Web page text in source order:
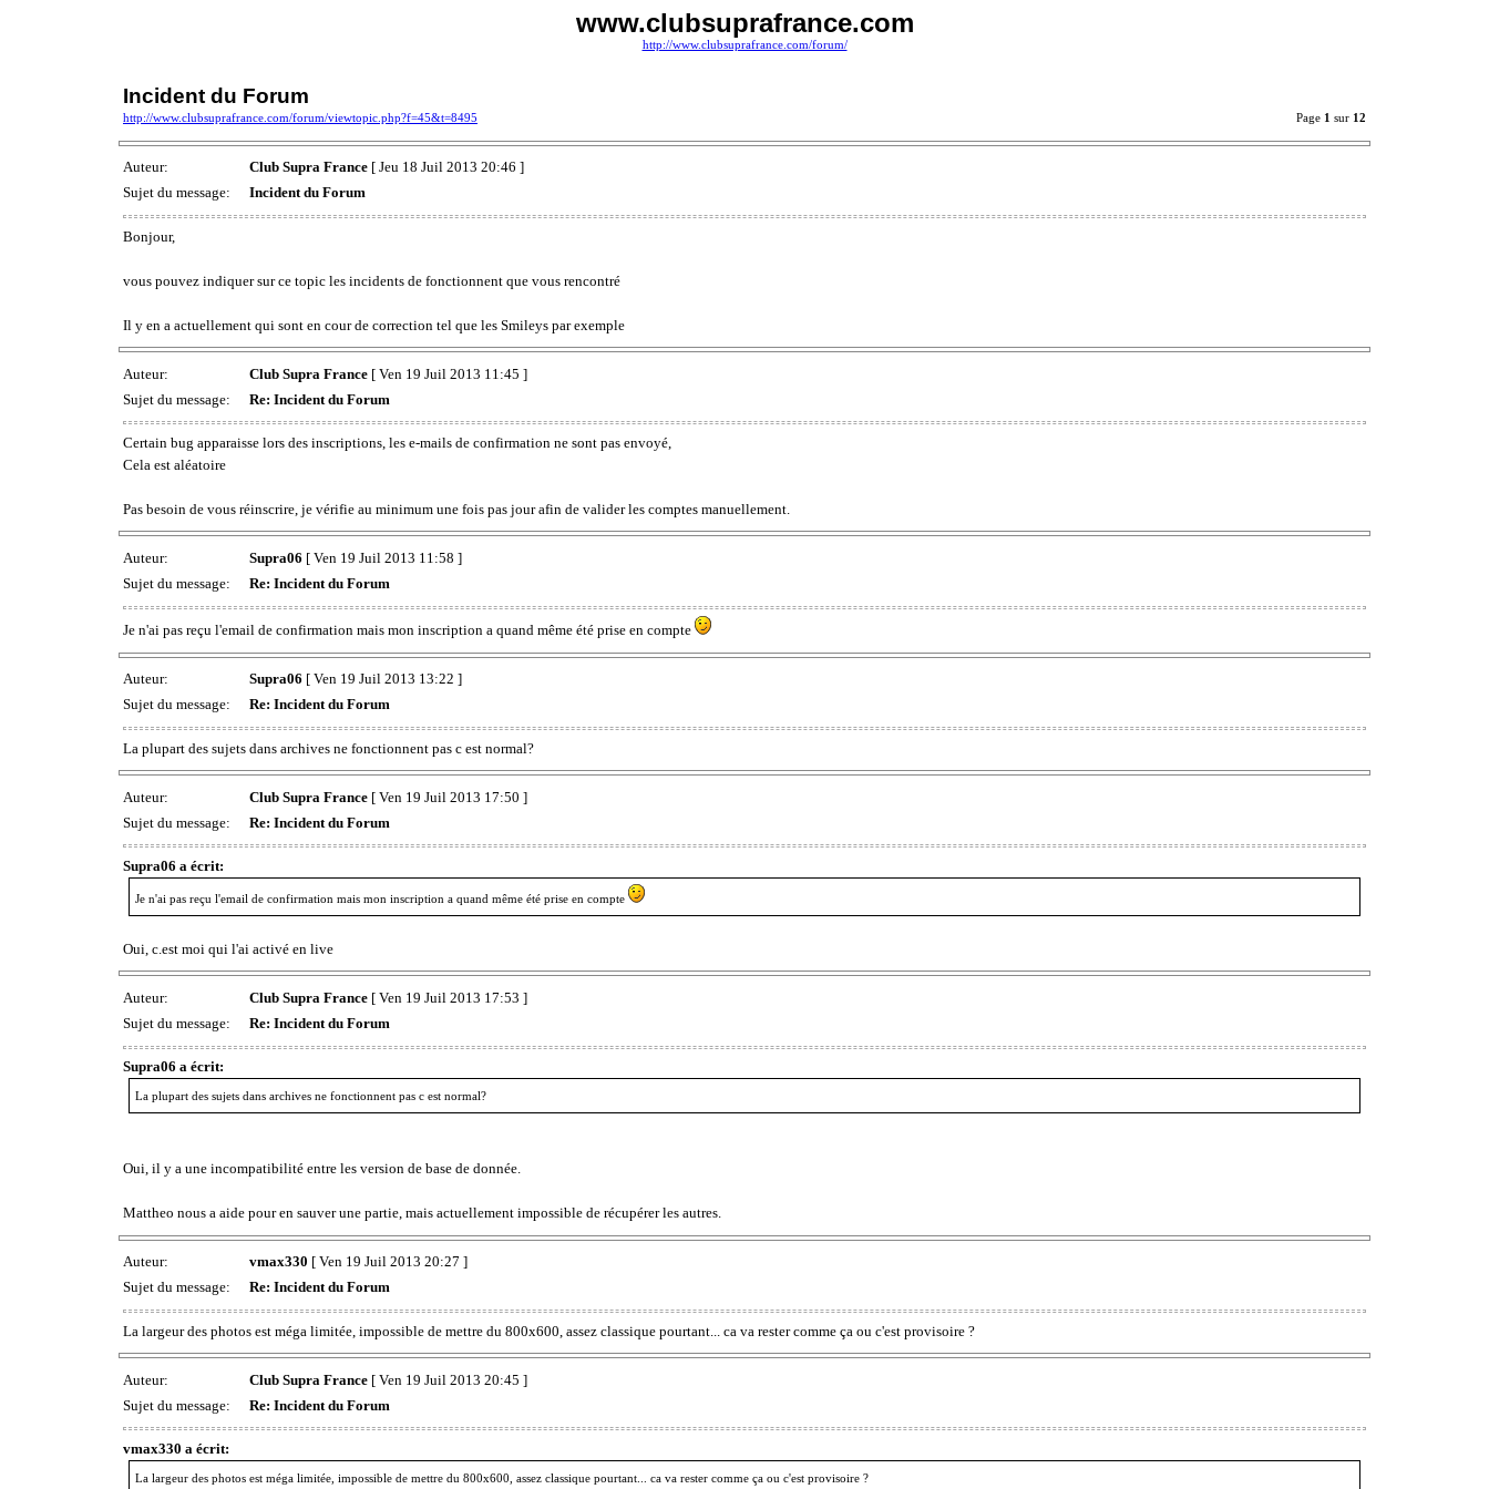
www.clubsuprafrance.com
http://www.clubsuprafrance.com/forum/
Incident du Forum
http://www.clubsuprafrance.com/forum/viewtopic.php?f=45&t=8495 Page 1 sur 12
Auteur: Club Supra France [ Jeu 18 Juil 2013 20:46 ]
Sujet du message:
Incident du Forum
Bonjour,
vous pouvez indiquer sur ce topic les incidents de fonctionnent que vous rencontré
Il y en a actuellement qui sont en cour de correction tel que les Smileys par exemple
Auteur: Club Supra France [ Ven 19 Juil 2013 11:45 ]
Sujet du message:
Re: Incident du Forum
Certain bug apparaisse lors des inscriptions, les e-mails de confirmation ne sont pas envoyé,
Cela est aléatoire
Pas besoin de vous réinscrire, je vérifie au minimum une fois pas jour afin de valider les comptes manuellement.
Auteur: Supra06 [ Ven 19 Juil 2013 11:58 ]
Sujet du message:
Re: Incident du Forum
Je n'ai pas reçu l'email de confirmation mais mon inscription a quand même été prise en compte
Auteur: Supra06 [ Ven 19 Juil 2013 13:22 ]
Sujet du message:
Re: Incident du Forum
La plupart des sujets dans archives ne fonctionnent pas c est normal?
Auteur: Club Supra France [ Ven 19 Juil 2013 17:50 ]
Sujet du message:
Re: Incident du Forum
Supra06 a écrit:
Je n'ai pas reçu l'email de confirmation mais mon inscription a quand même été prise en compte
Oui, c.est moi qui l'ai activé en live
Auteur: Club Supra France [ Ven 19 Juil 2013 17:53 ]
Sujet du message:
Re: Incident du Forum
Supra06 a écrit:
La plupart des sujets dans archives ne fonctionnent pas c est normal?
Oui, il y a une incompatibilité entre les version de base de donnée.
Mattheo nous a aide pour en sauver une partie, mais actuellement impossible de récupérer les autres.
Auteur: vmax330 [ Ven 19 Juil 2013 20:27 ]
Sujet du message:
Re: Incident du Forum
La largeur des photos est méga limitée, impossible de mettre du 800x600, assez classique pourtant... ca va rester comme ça ou c'est provisoire ?
Auteur: Club Supra France [ Ven 19 Juil 2013 20:45 ]
Sujet du message:
Re: Incident du Forum
vmax330 a écrit:
La largeur des photos est méga limitée, impossible de mettre du 800x600, assez classique pourtant... ca va rester comme ça ou c'est provisoire ?